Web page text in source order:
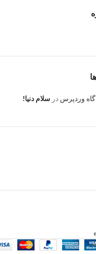
وردپرس در سلام دنیا!